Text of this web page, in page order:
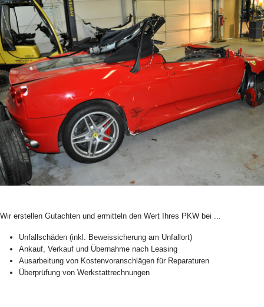
Wir erstellen Gutachten und ermitteln den Wert Ihres PKW bei ...
Unfallschäden (inkl. Beweissicherung am Unfallort)
Ankauf, Verkauf und Übernahme nach Leasing
Ausarbeitung von Kostenvoranschlägen für Reparaturen
Überprüfung von Werkstattrechnungen